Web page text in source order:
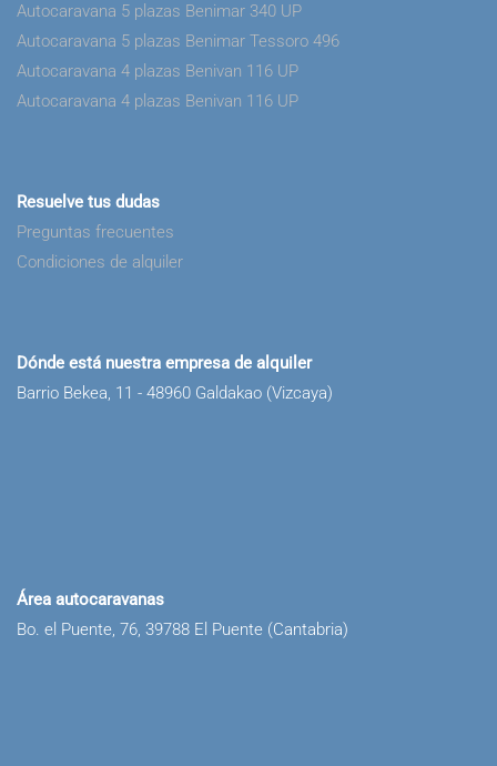
Autocaravana 5 plazas Benimar 340 UP
Autocaravana 5 plazas Benimar Tessoro 496
Autocaravana 4 plazas Benivan 116 UP
Autocaravana 4 plazas Benivan 116 UP
Resuelve tus dudas
Preguntas frecuentes
Condiciones de alquiler
Dónde está nuestra empresa de alquiler
Barrio Bekea, 11 - 48960 Galdakao (Vizcaya)
Área autocaravanas
Bo. el Puente, 76, 39788 El Puente (Cantabria)